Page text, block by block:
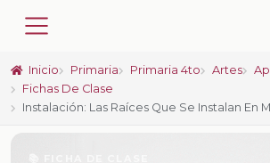
Inicio Primaria Primaria 4to Artes
Fichas De Clase
Instalación: Las Raíces Que Se Instalan En